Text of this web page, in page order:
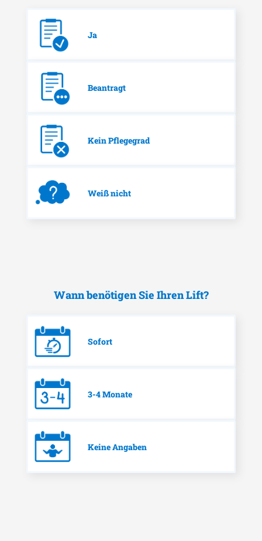
Ja
Beantragt
Kein Pflegegrad
Weiß nicht
Wann benötigen Sie Ihren Lift?
Sofort
3-4 Monate
Keine Angaben